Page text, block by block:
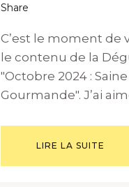
Share
C’est le moment de
le contenu de la
"Octobre 2024 : Saine
Gourmande". J’ai
LIRE LA SUITE